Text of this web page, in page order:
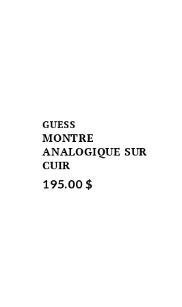
GUESS
MONTRE
ANALOGIQUE SUR
CUIR
195.00 $